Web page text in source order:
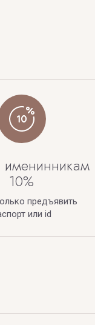
10%
предъявить
или id